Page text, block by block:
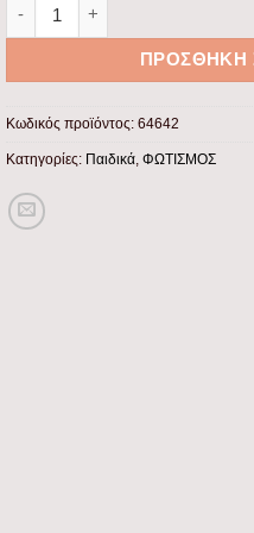
Little Chicken κρεμαστό
ΠΡΟΣΘΉΚΗ
Κωδικός προϊόντος: 64642
Κατηγορίες: Παιδικά, ΦΩΤΙΣΜΟΣ